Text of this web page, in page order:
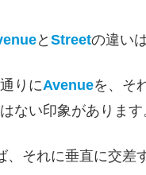
と Streetの違い
りにAvenueを、そ
ない印象があります
、それに垂直に交差